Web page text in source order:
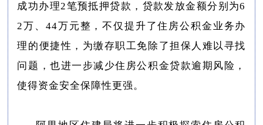
成功办理2笔预抵押贷款，贷款发放金额分别为6
2万、44万元整，不仅提升了住房公积金业务办
理的便捷性，为缴存职工免除了担保人难以寻找
问题，也进一步减少住房公积金贷款逾期风险，
使得资金安全保障性更强。